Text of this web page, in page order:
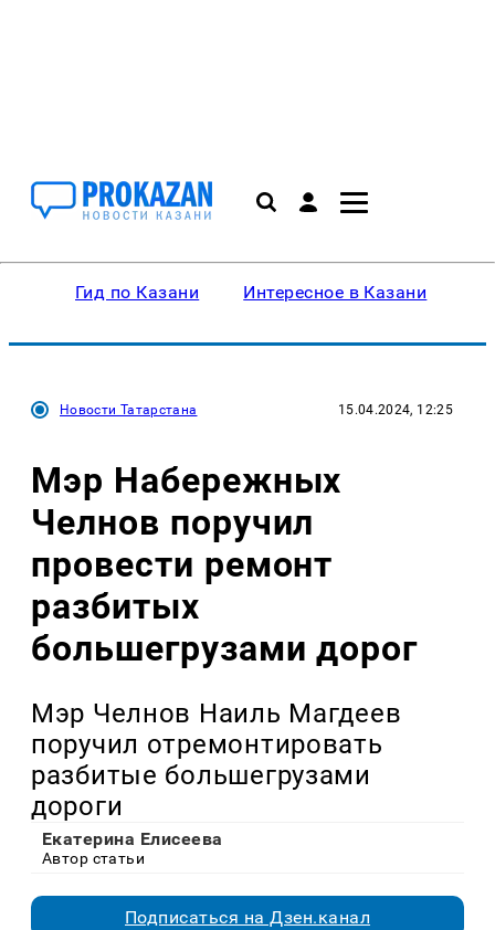
Гид по Казани Интересное в Казани
Новости Татарстана 15.04.2024, 12:25
Мэр Набережных
Челнов поручил
провести ремонт
разбитых
большегрузами дорог
Мэр Челнов Наиль Магдеев
поручил отремонтировать
разбитые большегрузами
дороги
Екатерина Елисеева
Автор статьи
Подписаться на Дзен.канал